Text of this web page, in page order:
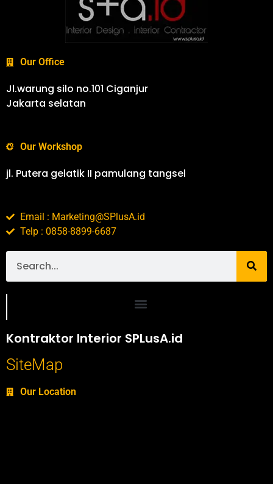
Our Office
Jl.warung silo no.101 Ciganjur
Jakarta selatan
Our Workshop
jl. Putera gelatik II pamulang tangsel
Email : Marketing@SPlusA.id
Telp : 0858-8899-6687
Kontraktor Interior SPLusA.id
SiteMap
Our Location